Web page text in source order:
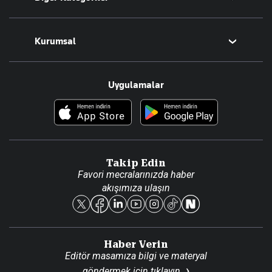
Magazin
Teknoloji
Resmî Ilanlar
Foto Haber
Kurumsal
Hakkımızda
Künye
Reklam Ver
Uygulamalar
Takip Edin
Favori mecralarınızda haber
akışımıza ulaşın
Haber Verin
Editör masamıza bilgi ve materyal